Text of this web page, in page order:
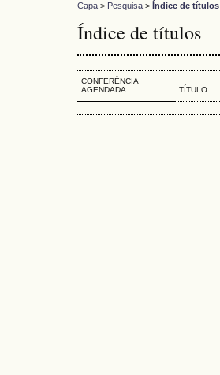
Capa > Pesquisa > Índice de títulos
Índice de títulos
CONFERÊNCIA
AGENDADA
TÍTULO